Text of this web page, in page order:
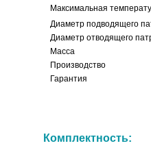
Максимальная
Диаметр подводящего
Диаметр отводящего
Масса
Производство
Гарантия
Комплектность: